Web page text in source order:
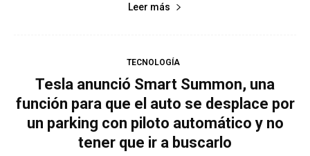
Leer más
TECNOLOGÍA
Tesla anunció Smart Summon, una
función para que el auto se desplace por
un parking con piloto automático y no
tener que ir a buscarlo